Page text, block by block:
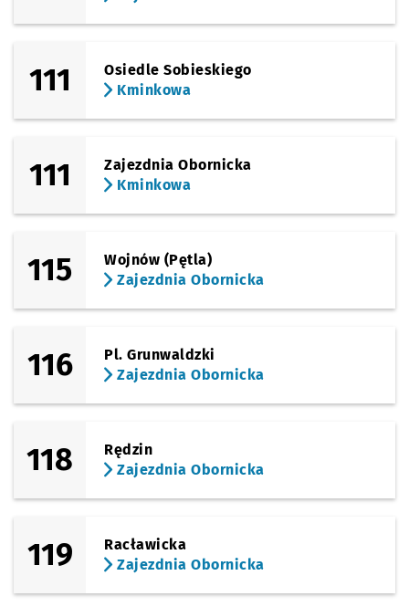
111
Osiedle Sobieskiego
Kminkowa
111
Zajezdnia Obornicka
Kminkowa
115
Wojnów (Pętla)
Zajezdnia Obornicka
116
Pl. Grunwaldzki
Zajezdnia Obornicka
118
Rędzin
Zajezdnia Obornicka
119
Racławicka
Zajezdnia Obornicka